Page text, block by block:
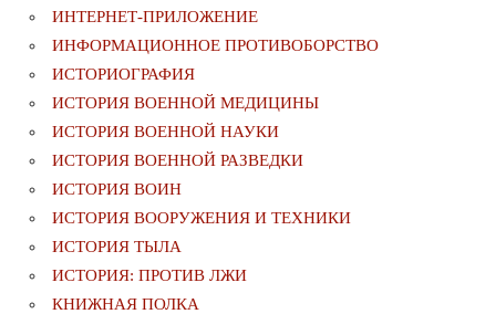
ИНТЕРНЕТ-ПРИЛОЖЕНИЕ
ИНФОРМАЦИОННОЕ ПРОТИВОБОРСТВО
ИСТОРИОГРАФИЯ
ИСТОРИЯ ВОЕННОЙ МЕДИЦИНЫ
ИСТОРИЯ ВОЕННОЙ НАУКИ
ИСТОРИЯ ВОЕННОЙ РАЗВЕДКИ
ИСТОРИЯ ВОИН
ИСТОРИЯ ВООРУЖЕНИЯ И ТЕХНИКИ
ИСТОРИЯ ТЫЛА
ИСТОРИЯ: ПРОТИВ ЛЖИ
КНИЖНАЯ ПОЛКА